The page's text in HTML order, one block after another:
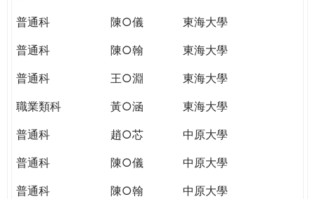
普通科
陳○儀
東海大學
普通科
陳○翰
東海大學
普通科
王○淵
東海大學
職業類科
黃○涵
東海大學
普通科
趙○芯
中原大學
普通科
陳○儀
中原大學
普通科
陳○翰
中原大學